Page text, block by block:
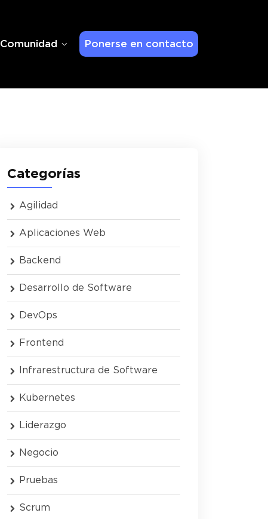
Comunidad Ponerse en contacto
Categorías
Agilidad
Aplicaciones Web
Backend
Desarrollo de Software
DevOps
Frontend
Infrarestructura de Software
Kubernetes
Liderazgo
Negocio
Pruebas
Scrum